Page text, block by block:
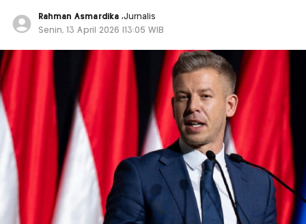
Rahman Asmardika ,Jurnalis
Senin, 13 April 2026 |13:05 WIB